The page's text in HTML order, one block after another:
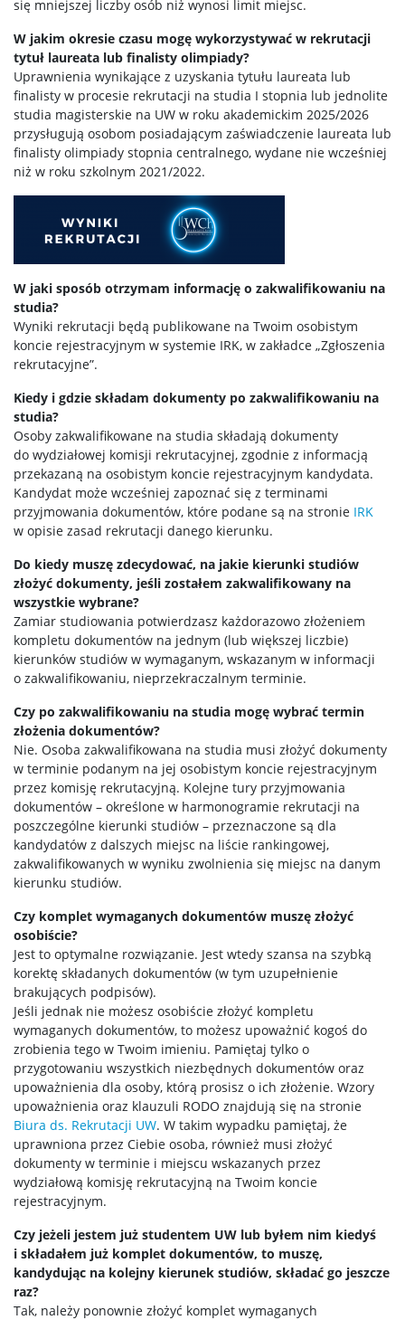
się mniejszej liczby osób niż wynosi limit miejsc.
W jakim okresie czasu mogę wykorzystywać w rekrutacji
tytuł laureata lub finalisty olimpiady?
Uprawnienia wynikające z uzyskania tytułu laureata lub
finalisty w procesie rekrutacji na studia I stopnia lub jednolite
studia magisterskie na UW w roku akademickim 2025/2026
przysługują osobom posiadającym zaświadczenie laureata lub
finalisty olimpiady stopnia centralnego, wydane nie wcześniej
niż w roku szkolnym 2021/2022.
W jaki sposób otrzymam informację o zakwalifikowaniu na
studia?
Wyniki rekrutacji będą publikowane na Twoim osobistym
koncie rejestracyjnym w systemie IRK, w zakładce „Zgłoszenia
rekrutacyjne”.
Kiedy i gdzie składam dokumenty po zakwalifikowaniu na
studia?
Osoby zakwalifikowane na studia składają dokumenty
do wydziałowej komisji rekrutacyjnej, zgodnie z informacją
przekazaną na osobistym koncie rejestracyjnym kandydata.
Kandydat może wcześniej zapoznać się z terminami
przyjmowania dokumentów, które podane są na stronie IRK
w opisie zasad rekrutacji danego kierunku.
Do kiedy muszę zdecydować, na jakie kierunki studiów
złożyć dokumenty, jeśli zostałem zakwalifikowany na
wszystkie wybrane?
Zamiar studiowania potwierdzasz każdorazowo złożeniem
kompletu dokumentów na jednym (lub większej liczbie)
kierunków studiów w wymaganym, wskazanym w informacji
o zakwalifikowaniu, nieprzekraczalnym terminie.
Czy po zakwalifikowaniu na studia mogę wybrać termin
złożenia dokumentów?
Nie. Osoba zakwalifikowana na studia musi złożyć dokumenty
w terminie podanym na jej osobistym koncie rejestracyjnym
przez komisję rekrutacyjną. Kolejne tury przyjmowania
dokumentów – określone w harmonogramie rekrutacji na
poszczególne kierunki studiów – przeznaczone są dla
kandydatów z dalszych miejsc na liście rankingowej,
zakwalifikowanych w wyniku zwolnienia się miejsc na danym
kierunku studiów.
Czy komplet wymaganych dokumentów muszę złożyć
osobiście?
Jest to optymalne rozwiązanie. Jest wtedy szansa na szybką
korektę składanych dokumentów (w tym uzupełnienie
brakujących podpisów).
Jeśli jednak nie możesz osobiście złożyć kompletu
wymaganych dokumentów, to możesz upoważnić kogoś do
zrobienia tego w Twoim imieniu. Pamiętaj tylko o
przygotowaniu wszystkich niezbędnych dokumentów oraz
upoważnienia dla osoby, którą prosisz o ich złożenie. Wzory
upoważnienia oraz klauzuli RODO znajdują się na stronie
Biura ds. Rekrutacji UW. W takim wypadku pamiętaj, że
uprawniona przez Ciebie osoba, również musi złożyć
dokumenty w terminie i miejscu wskazanych przez
wydziałową komisję rekrutacyjną na Twoim koncie
rejestracyjnym.
Czy jeżeli jestem już studentem UW lub byłem nim kiedyś
i składałem już komplet dokumentów, to muszę,
kandydując na kolejny kierunek studiów, składać go jeszcze
raz?
Tak, należy ponownie złożyć komplet wymaganych